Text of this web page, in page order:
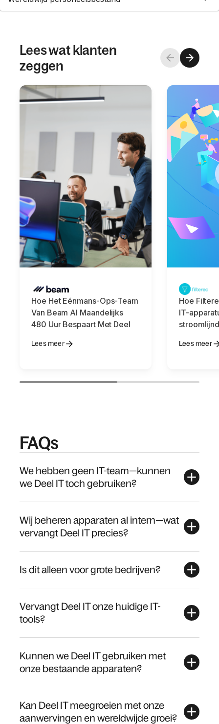
Lees wat klanten
zeggen
Hoe Het Eénmans-Ops-Team
Van Beam AI Maandelijks
480 Uur Bespaart Met Deel
Lees meer
Hoe
IT-
Lees meer
FAQs
We hebben geen IT-team—kunnen
we Deel IT toch gebruiken?
Wij beheren apparaten al intern—wat
vervangt Deel IT precies?
Is dit alleen voor grote bedrijven?
Vervangt Deel IT onze huidige IT-
tools?
Kunnen we Deel IT gebruiken met
onze bestaande apparaten?
Kan Deel IT meegroeien met onze
aanwervingen en wereldwijde groei?